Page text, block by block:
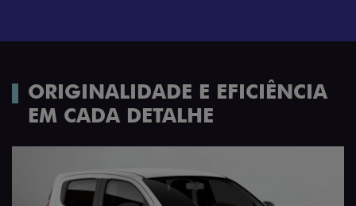
ORIGINALIDADE E EFICIÊNCIA
EM CADA DETALHE